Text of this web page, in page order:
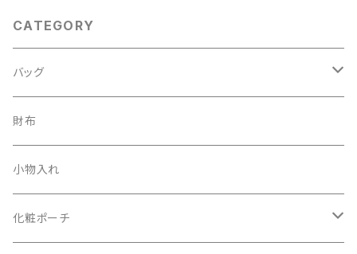
CATEGORY
バッグ
MENS
GYMトートバッグ
ハンドバッグ
財布
小物入れ
化粧ポーチ